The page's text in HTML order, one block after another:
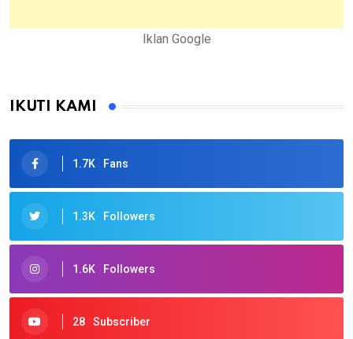
Iklan Google
IKUTI KAMI
1.7K Fans
1.3K Followers
1.6K Followers
28 Subscriber